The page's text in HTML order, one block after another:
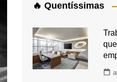
🔥 Quentíssimas